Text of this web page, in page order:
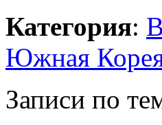
Категория:
Южная
Записи по